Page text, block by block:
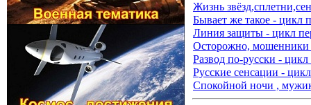
Жизнь
Бывает же такое - цикл
Линия защиты - цикл
Осторожно, мошенники
Развод по-русски - цикл
Русские сенсации -
Спокойной ночи ,